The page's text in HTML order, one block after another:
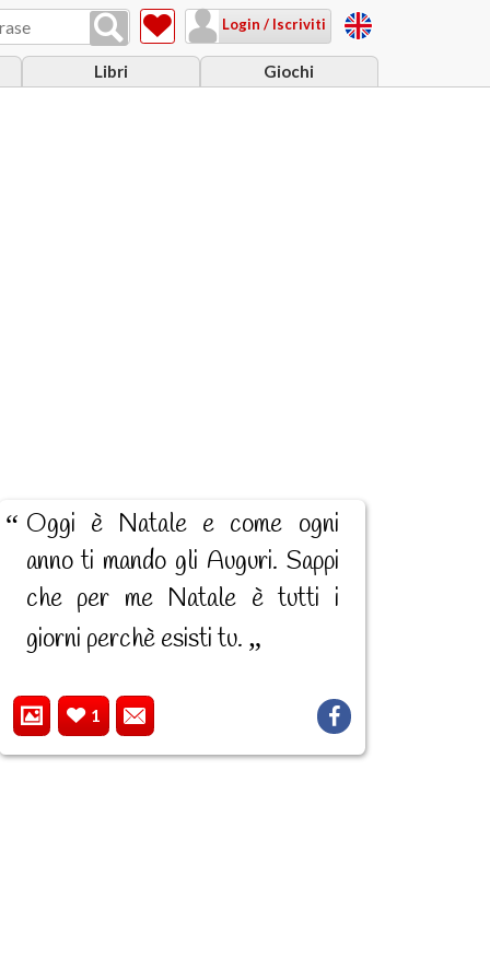
Login / Iscriviti
Libri Giochi
Oggi è Natale e come ogni
anno ti mando gli Auguri. Sappi
che per me Natale è tutti i
giorni perchè esisti tu.
1